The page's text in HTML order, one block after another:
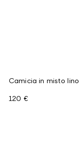
Camicia in misto lino
120 €